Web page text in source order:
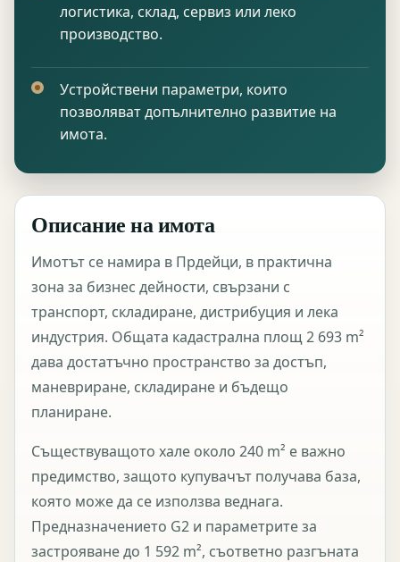
логистика, склад, сервиз или леко
производство.
Устройствени параметри, които
позволяват допълнително развитие на
имота.
Описание на имота
Имотът се намира в Прдейци, в практична
зона за бизнес дейности, свързани с
транспорт, складиране, дистрибуция и лека
индустрия. Общата кадастрална площ 2 693 m²
дава достатъчно пространство за достъп,
маневриране, складиране и бъдещо
планиране.
Съществуващото хале около 240 m² е важно
предимство, защото купувачът получава база,
която може да се използва веднага.
Предназначението G2 и параметрите за
застрояване до 1 592 m², съответно разгъната